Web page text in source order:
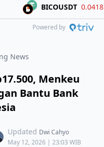
BICOUSDT 0.04181 -
Powered by
News
Menkeu
Bantu Bank
Updated Dwi Cahyo
May 12, 2026 | 23:03 WIB